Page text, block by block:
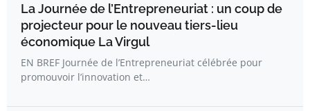
La Journée de l’Entrepreneuriat : un coup de
projecteur pour le nouveau tiers-lieu
économique La Virgul
EN BREF Journée de l’Entrepreneuriat célébrée pour
promouvoir l’innovation et…